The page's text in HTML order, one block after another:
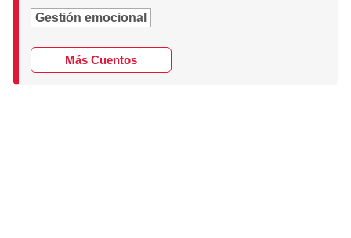
Gestión emocional
Más Cuentos